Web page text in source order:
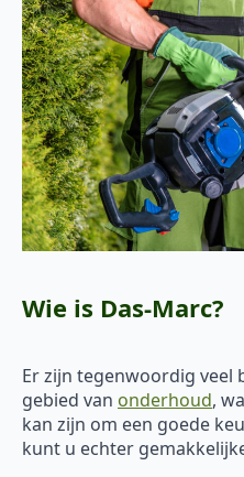
Wie is Das-Marc?
Er zijn tegenwoordig veel
gebied van onderhoud,
kan zijn om een goede
kunt u echter